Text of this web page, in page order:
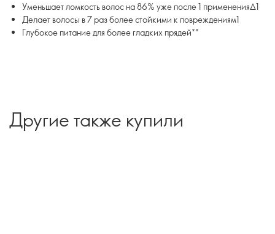
Уменьшает ломкость волос на 86% уже после 1 применения∆1
Делает волосы в 7 раз более стойкими к повреждениям1
Глубокое питание для более гладких прядей**
Другие также купили